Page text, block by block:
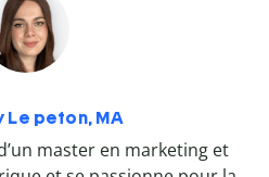
Le peton, MA
master en marketing et